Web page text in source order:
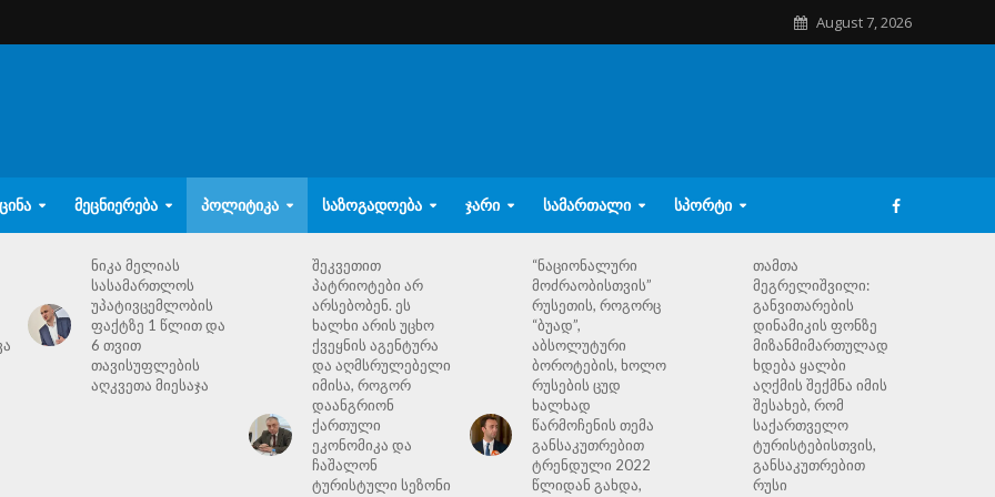
August 7, 2026
ᲛᲔᲪᲜᲘᲔᲠᲔᲑᲐ ᲞᲝᲚᲘᲢᲘᲙᲐ ᲡᲐᲖᲝᲒᲐᲓᲝᲔᲑᲐ ᲯᲐᲠᲘ ᲡᲐᲛᲐᲠᲗᲐᲚᲘ ᲡᲞᲝᲠᲢᲘ
ნიკა მელიას
სასამართლოს
უპატივცემლობის
ფაქტზე 1 წლით და
6 თვით
თავისუფლების
აღკვეთა მიესაჯა
შეკვეთით
პატრიოტები არ
არსებობენ. ეს
ხალხი არის უცხო
ქვეყნის აგენტურა
და აღმსრულებელი
იმისა, როგორ
დაანგრიონ
ქართული
ეკონომიკა და
ჩაშალონ
ტურისტული სეზონი
“ნაციონალური
მოძრაობისთვის”
რუსეთის, როგორც
“ბუად”,
აბსოლუტური
ბოროტების, ხოლო
რუსების ცუდ
ხალხად
წარმოჩენის თემა
განსაკუთრებით
ტრენდული 2022
წლიდან გახდა,
თამთა
მეგრელიშვილი:
განვითარების
დინამიკის ფონზე
მიზანმიმართულად
ხდება ყალბი
აღქმის შექმნა იმის
შესახებ, რომ
საქართველო
ტურისტებისთვის,
განსაკუთრებით
რუსი